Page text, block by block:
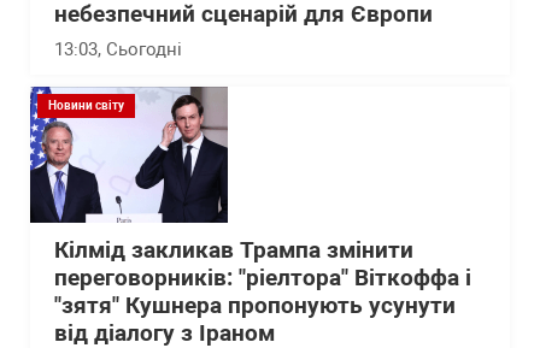
небезпечний сценарій для Європи
13:03, Сьогодні
Новини світу
Кілмід закликав Трампа змінити
переговорників: "ріелтора" Віткоффа і
"зятя" Кушнера пропонують усунути
від діалогу з Іраном